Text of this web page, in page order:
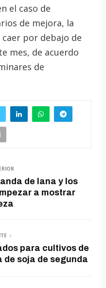
el caso de
de mejora, la
por debajo de
mes, de acuerdo
de
de lana y los
a mostrar
para cultivos de
de soja de segunda